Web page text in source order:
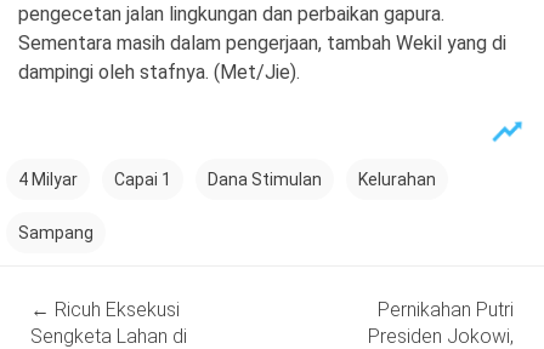
pengecetan jalan lingkungan dan perbaikan gapura.
Sementara masih dalam pengerjaan, tambah Wekil yang di
dampingi oleh stafnya. (Met/Jie).
4 Milyar Capai 1 Dana Stimulan Kelurahan
Sampang
navigation
← Ricuh Eksekusi
Sengketa Lahan di
Pernikahan Putri
Presiden Jokowi,